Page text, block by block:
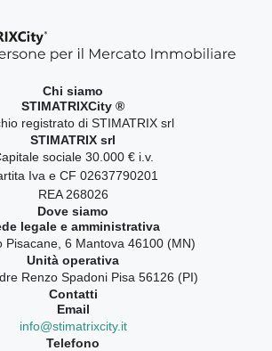
Chi siamo
STIMATRIXCity ®
registrato di STIMATRIX srl
STIMATRIX srl
sociale 30.000 € i.v.
Iva e CF 02637790201
REA 268026
Dove siamo
legale e amministrativa
Pisacane, 6 Mantova 46100 (MN)
Unità operativa
Renzo Spadoni Pisa 56126 (PI)
Contatti
Email
info@stimatrixcity.it
Telefono